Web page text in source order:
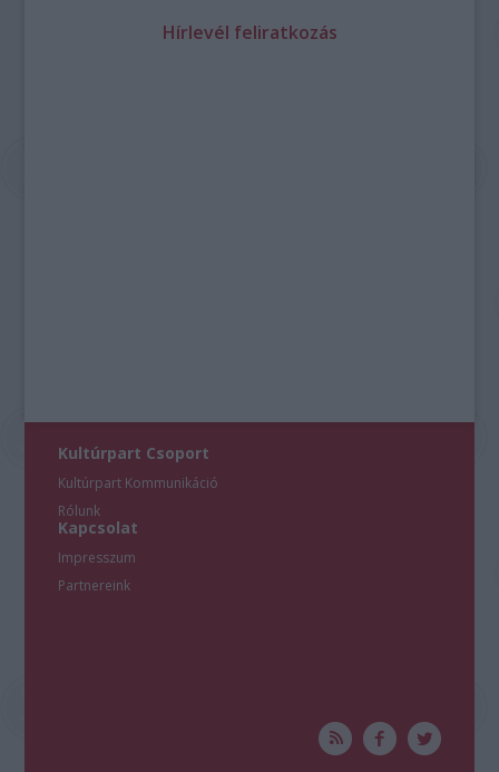
Hírlevél feliratkozás
Kultúrpart Csoport
Kultúrpart Kommunikáció
Rólunk
Kapcsolat
Impresszum
Partnereink